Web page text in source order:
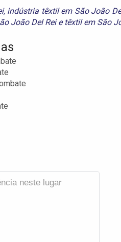
, indústria têxtil em São João
João Del Reie têxtil em São